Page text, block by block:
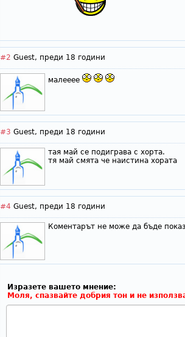
#2 Guest, преди 18 години
малееее
#3 Guest, преди 18 години
тая май се подиграва с хорта.
тя май смята че наистина хората
#4 Guest, преди 18 години
Коментарът не може да бъде
Изразете вашето мнение:
Моля, спазвайте добрия тон и не